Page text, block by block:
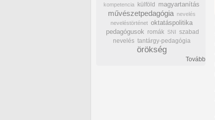
kompetencia külföld magyartanítás
művészetpedagógia
nevelés
neveléstörténet oktatáspolitika
pedagógusok romák SNI szabad
nevelés tantárgy-pedagógia
örökség
Tovább